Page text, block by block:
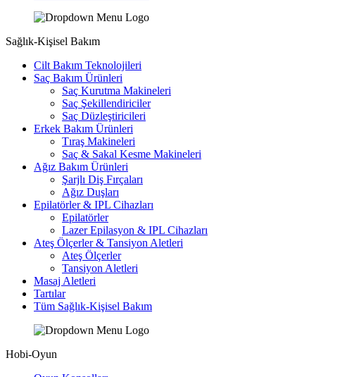
Sağlık-Kişisel Bakım
Cilt Bakım Teknolojileri
Saç Bakım Ürünleri
Saç Kurutma Makineleri
Saç Şekillendiriciler
Saç Düzleştiricileri
Erkek Bakım Ürünleri
Tıraş Makineleri
Saç & Sakal Kesme Makineleri
Ağız Bakım Ürünleri
Şarjlı Diş Fırçaları
Ağız Duşları
Epilatörler & IPL Cihazları
Epilatörler
Lazer Epilasyon & IPL Cihazları
Ateş Ölçerler & Tansiyon Aletleri
Ateş Ölçerler
Tansiyon Aletleri
Masaj Aletleri
Tartılar
Tüm Sağlık-Kişisel Bakım
Hobi-Oyun